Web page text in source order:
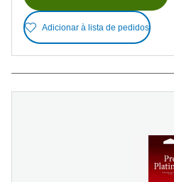
Adicionar à lista de pedidos